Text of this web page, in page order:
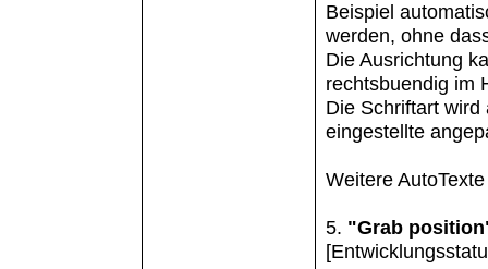
Beispiel
werden, ohne
Die Ausrichtung
rechtsbuendig im
Die Schriftart
eingestellte
Weitere
5. "Grab